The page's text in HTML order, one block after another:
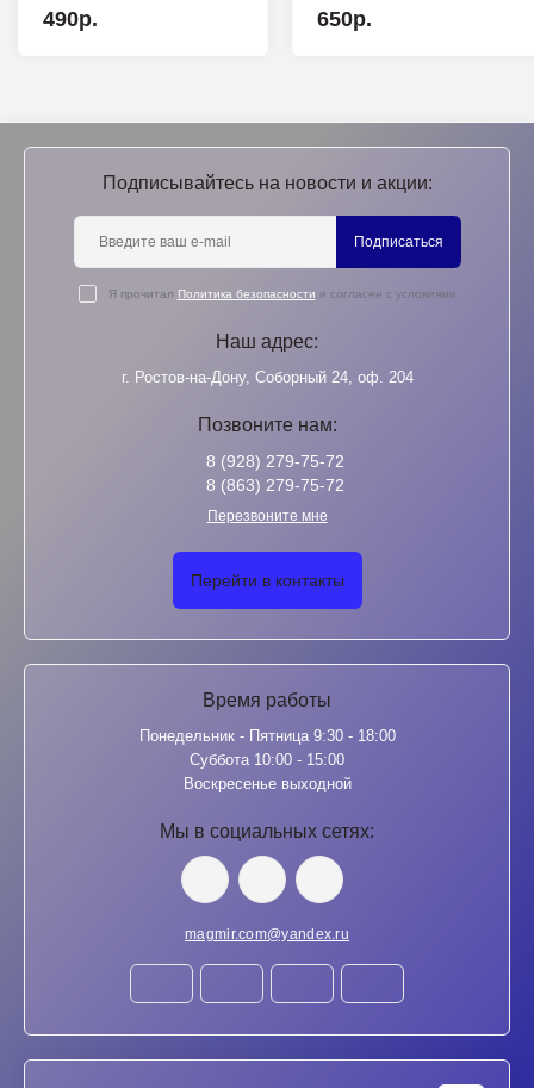
490р. 650р.
Подписывайтесь на новости и акции:
Подписаться
Я прочитал Политика безопасности и согласен с условиями
Наш адрес:
г. Ростов-на-Дону, Соборный 24, оф. 204
Позвоните нам:
8 (928) 279-75-72
8 (863) 279-75-72
Перезвоните мне
Перейти в контакты
Время работы
Понедельник - Пятница 9:30 - 18:00
Суббота 10:00 - 15:00
Воскресенье выходной
Мы в социальных сетях:
magmir.com@yandex.ru